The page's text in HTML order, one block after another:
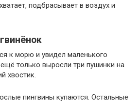
подбрасывает в воздух и
к морю и увидел маленького
ещё только выросли три пушинки на
хвостик.
пингвины купаются. Остальные